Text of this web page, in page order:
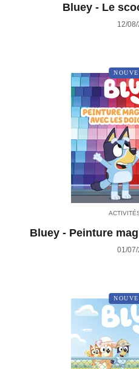
Bluey - Le
12/
Bluey - Peinture
01/